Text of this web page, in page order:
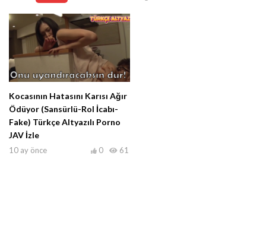
Kocasının Hatasını Karısı Ağır
Ödüyor (Sansürlü-Rol İcabı-
Fake) Türkçe Altyazılı Porno
JAV İzle
10 ay önce 61
0